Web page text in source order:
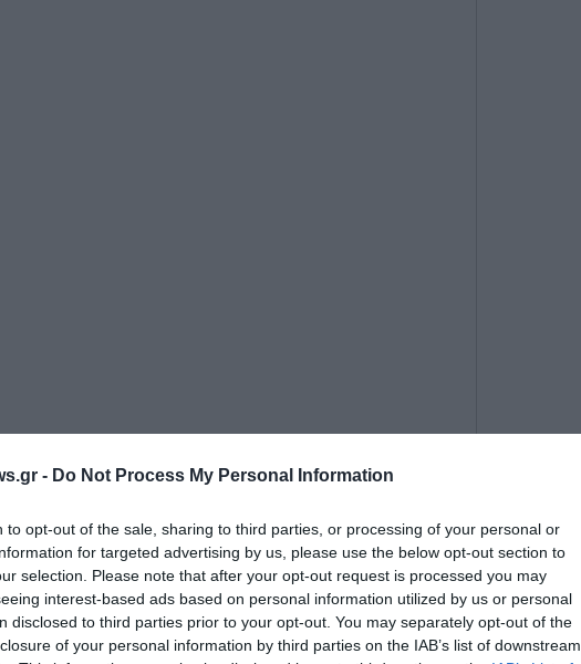
- Do Not Process My Personal Information
to opt-out of the sale, sharing to third parties, or processing of your personal or
for targeted advertising by us, please use the below opt-out section to
selection. Please note that after your opt-out request is processed you may
interest-based ads based on personal information utilized by us or personal
disclosed to third parties prior to your opt-out. You may separately opt-out of the
of your personal information by third parties on the IAB’s list of downstream
τον ισχυρό άνδρα της ΑΕΚ πριν τους
Φιλαδέλφεια